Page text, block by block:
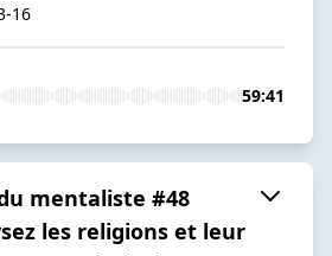
16
59:41
mentaliste #48
les religions et leur